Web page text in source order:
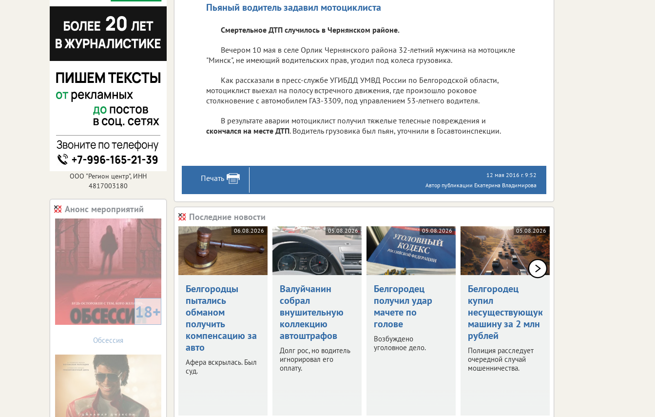
Пьяный водитель задавил мотоциклиста
Смертельное ДТП случилось в Чернянском районе.
Вечером 10 мая в селе Орлик Чернянского района 32-летний мужчина на мотоцикле
"Минск", не имеющий водительских прав, угодил под колеса грузовика.
Как рассказали в пресс-службе УГИБДД УМВД России по Белгородской области,
мотоциклист выехал на полосу встречного движения, где произошло роковое
столкновение с автомобилем ГАЗ-3309, под управлением 53-летнего водителя.
В результате аварии мотоциклист получил тяжелые телесные повреждения и
скончался на месте ДТП. Водитель грузовика был пьян, уточнили в Госавтоинспекции.
Печать
12 мая 2016 г. 9:52
Автор публикации Екатерина Владимирова
Последние новости
06.08.2026
Белгородцы
пытались
обманом
получить
компенсацию за
авто
Афера вскрылась. Был
суд.
05.08.2026
Валуйчанин
собрал
внушительную
коллекцию
автоштрафов
Долг рос, но водитель
игнорировал его
оплату.
05.08.2026
Белгородец
получил удар
мачете по
голове
Возбуждено
уголовное дело.
05.08.2026
Белгородец
купил
несуществующую
машину за 2 млн
рублей
Полиция расследует
очередной случай
мошенничества.
ООО "Регион центр", ИНН
4817003180
Анонс мероприятий
18+
Обсессия